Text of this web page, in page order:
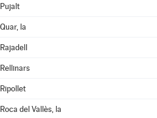
Pujalt
Quar, la
Rajadell
Rellinars
Ripollet
Roca del Vallès, la